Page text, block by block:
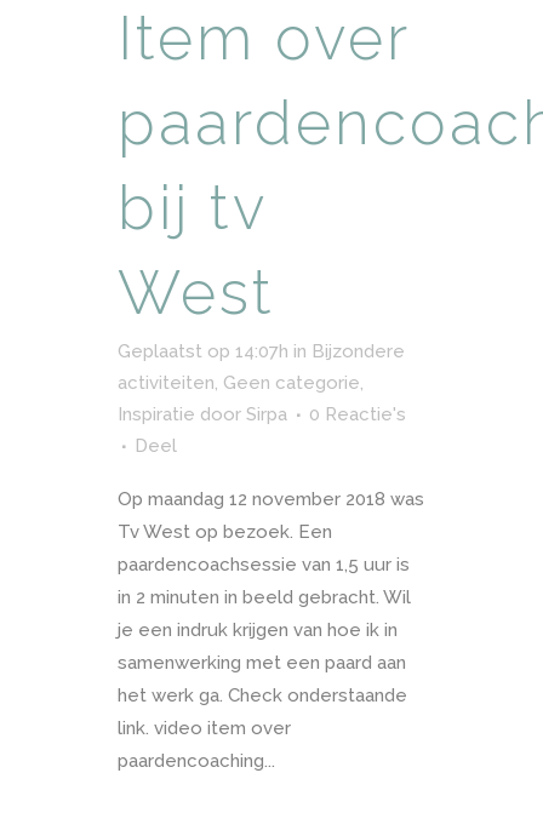
Item over
bij tv
West
Geplaatst op 14:07h in Bijzondere
activiteiten, Geen categorie,
Inspiratie door Sirpa
0 Reactie's
Deel
Op maandag 12 november 2018 was
Tv West op bezoek. Een
paardencoachsessie van 1,5 uur is
in 2 minuten in beeld gebracht. Wil
je een indruk krijgen van hoe ik in
samenwerking met een paard aan
het werk ga. Check onderstaande
link. video item over
paardencoaching...